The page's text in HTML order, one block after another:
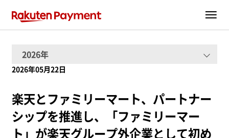
2026年05月22日
楽天とファミリーマート、パートナー
シップを推進し、「ファミリーマー
ト」が楽天グループ外企業として初め